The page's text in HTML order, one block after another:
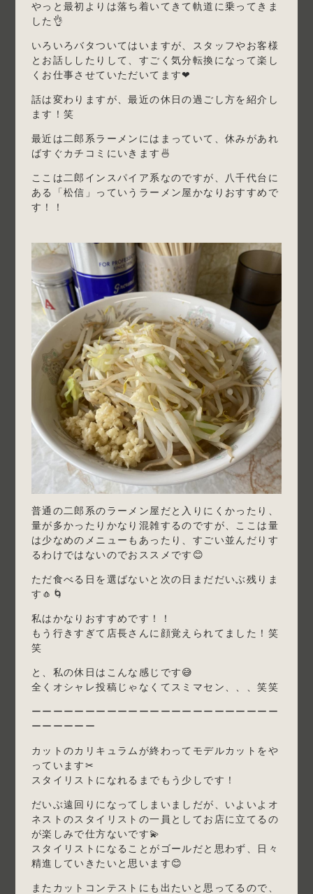
やっと最初よりは落ち着いてきて軌道に乗ってきま
した👌
いろいろバタついてはいますが、スタッフやお客様
とお話ししたりして、すごく気分転換になって楽し
くお仕事させていただいてます❤
話は変わりますが、最近の休日の過ごし方を紹介し
ます！笑
最近は二郎系ラーメンにはまっていて、休みがあれ
ばすぐカチコミにいきます🍜
ここは二郎インスパイア系なのですが、八千代台に
ある「松信」っていうラーメン屋かなりおすすめで
す！！
普通の二郎系のラーメン屋だと入りにくかったり、
量が多かったりかなり混雑するのですが、ここは量
は少なめのメニューもあったり、すごい並んだりす
るわけではないのでおススメです😊
ただ食べる日を選ばないと次の日まだだいぶ残りま
す🧄🌀
私はかなりおすすめです！！
もう行きすぎて店長さんに顔覚えられてました！笑
笑
と、私の休日はこんな感じです😅
全くオシャレ投稿じゃなくてスミマセン、、、笑笑
ーーーーーーーーーーーーーーーーーーーーーーー
ーーーーーー
カットのカリキュラムが終わってモデルカットをや
っています✂
スタイリストになれるまでもう少しです！
だいぶ遠回りになってしまいましだが、いよいよオ
ネストのスタイリストの一員としてお店に立てるの
が楽しみで仕方ないです💫
スタイリストになることがゴールだと思わず、日々
精進していきたいと思います😊
またカットコンテストにも出たいと思ってるので、